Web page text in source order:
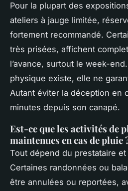
Pour la plupart des
ateliers à jauge limitée,
fortement recommandé.
très prisées, affichent
l’avance, surtout le week-
physique existe, elle ne
Autant éviter la déception en
minutes depuis son canapé.
Est-ce que les activités de
maintenues en cas de pluie
Tout dépend du prestataire et
Certaines randonnées ou
être annulées ou reportées,